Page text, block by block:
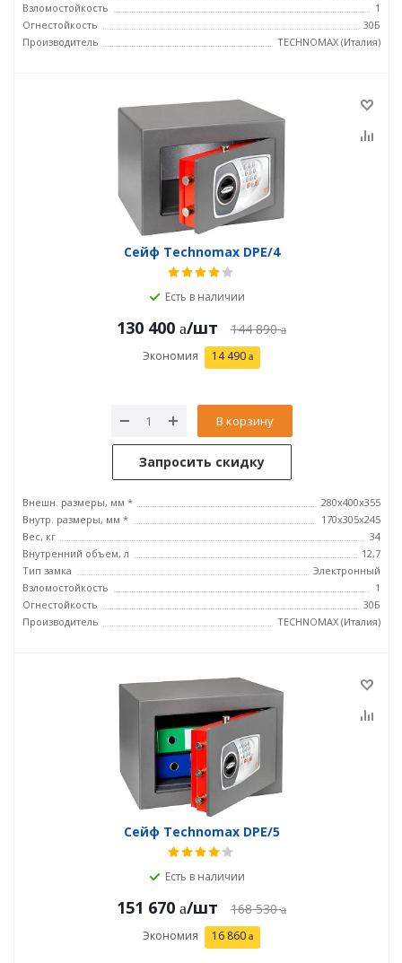
Взломостойкость
1
Огнестойкость
30Б
Производитель
TECHNOMAX (Италия)
Сейф Technomax DPE/4
Есть в наличии
130 400 /шт 144 890
Экономия 14 490
В корзину
Запросить скидку
Внешн. размеры, мм *
280х400х355
Внутр. размеры, мм *
170х305х245
Вес, кг
34
Внутренний объем, л
12,7
Тип замка
Электронный
Взломостойкость
1
Огнестойкость
30Б
Производитель
TECHNOMAX (Италия)
Сейф Technomax DPE/5
Есть в наличии
151 670 /шт 168 530
Экономия 16 860